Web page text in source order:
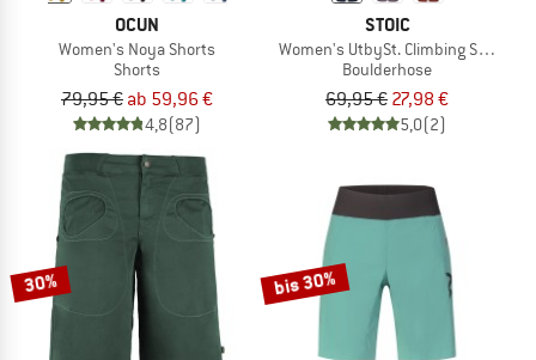
OCUN
Women's Noya Shorts
Shorts
79,95 € ab 59,96 €
4,8(87)
STOIC
Women's UtbySt. Climbing Shorts
Boulderhose
69,95 € 27,98 €
5,0(2)
30% bis 30%